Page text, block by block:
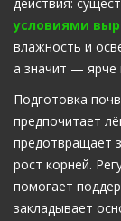
условиями
влажность и
а значит — ярче
Подготовка
предпочитает
предотвращает
рост корней.
помогает
закладывает